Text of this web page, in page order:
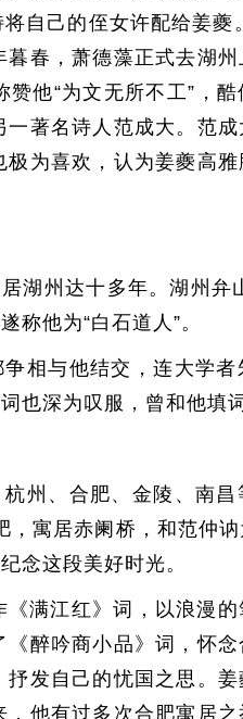
自己的侄女许配给姜夔
春，萧德藻正式去湖
他“为文无所不工”，酷
著名诗人范成大。范
为喜欢，认为姜夔高
湖州达十多年。湖州弁
称他为“白石道人”。
相与他结交，连大学
也深为叹服，曾和他填
州、合肥、金陵、南昌
寓居赤阑桥，和范仲
念这段美好时光。
满江红》词，以浪漫
醉吟商小品》词，怀
发自己的忧国之思。
他有过多次合肥寓居